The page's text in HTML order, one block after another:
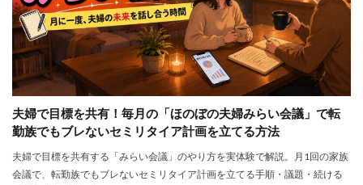
夫婦で目標を共有！毎月の「ほのぼの夫婦みらい会議」で転
勤族でもブレないセミリタイア計画を立てる方法
夫婦で目標を共有する「みらい会議」のやり方を実体験で解説。月1回の家族
会議で、転勤族でもブレないセミリタイア計画を立てる手順・議題・続ける